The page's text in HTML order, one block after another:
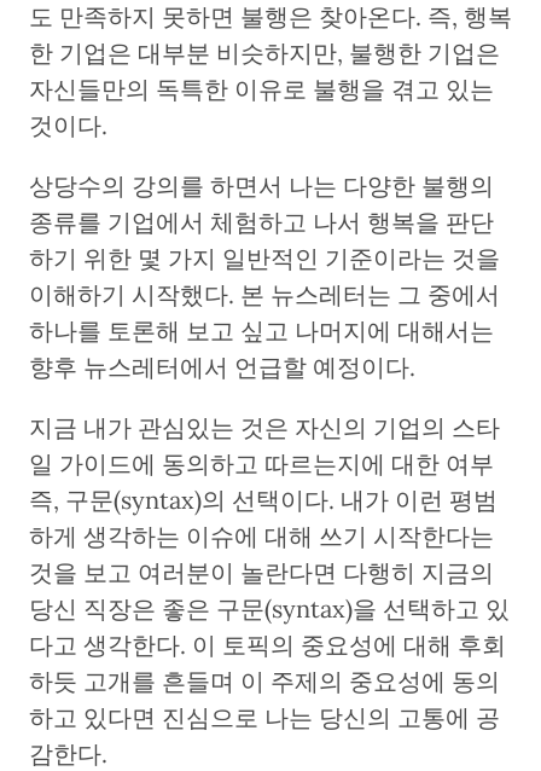
도 만족하지 못하면 불행은 찾아온다. 즉, 행복
한 기업은 대부분 비슷하지만, 불행한 기업은
자신들만의 독특한 이유로 불행을 겪고 있는
것이다.
상당수의 강의를 하면서 나는 다양한 불행의
종류를 기업에서 체험하고 나서 행복을 판단
하기 위한 몇 가지 일반적인 기준이라는 것을
이해하기 시작했다. 본 뉴스레터는 그 중에서
하나를 토론해 보고 싶고 나머지에 대해서는
향후 뉴스레터에서 언급할 예정이다.
지금 내가 관심있는 것은 자신의 기업의 스타
일 가이드에 동의하고 따르는지에 대한 여부
즉, 구문(syntax)의 선택이다. 내가 이런 평범
하게 생각하는 이슈에 대해 쓰기 시작한다는
것을 보고 여러분이 놀란다면 다행히 지금의
당신 직장은 좋은 구문(syntax)을 선택하고 있
다고 생각한다. 이 토픽의 중요성에 대해 후회
하듯 고개를 흔들며 이 주제의 중요성에 동의
하고 있다면 진심으로 나는 당신의 고통에 공
감한다.